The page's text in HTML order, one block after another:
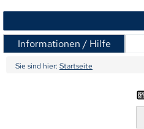
Informationen / Hilfe
Sie sind hier: Startseite